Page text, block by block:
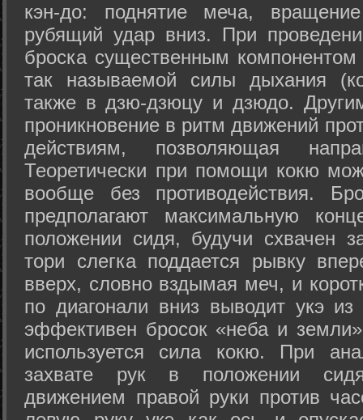
кэн-до: поднятие меча,
рубящий удар вниз. При
броска существенным компонентом
так называемой силы дыхания
также в дзю-дзюцу и дзюдо.
проникновение в ритм движений
действиям, позволяющая
Теоретически при помощи кокю
вообще без противодействия.
предполагают максимальную
положении сидя, будучи схвачен
тори слегка поддается рывку
вверх, словно вздымая меч, и
по диагонали вниз выводит укэ
эффективен бросок «неба и
используется сила кокю. При
захвате рук в положении
движением правой руки против